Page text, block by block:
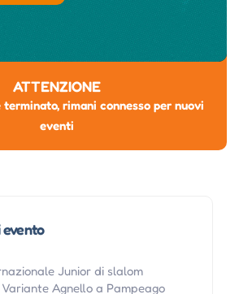
ATTENZIONE
rimani connesso per nuovi
eventi
Junior di slalom
Agnello a Pampeago